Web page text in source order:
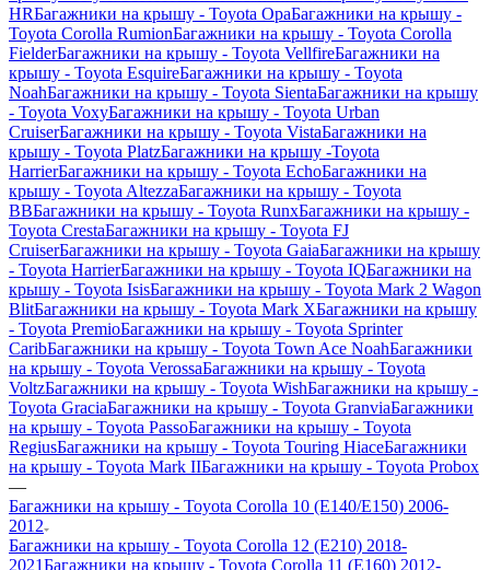
HRБагажники на крышу - Toyota OpaБагажники на крышу -
Toyota Corolla RumionБагажники на крышу - Toyota Corolla
FielderБагажники на крышу - Toyota VellfireБагажники на
крышу - Toyota EsquireБагажники на крышу - Toyota
NoahБагажники на крышу - Toyota SientaБагажники на крышу
- Toyota VoxyБагажники на крышу - Toyota Urban
CruiserБагажники на крышу - Toyota VistaБагажники на
крышу - Toyota PlatzБагажники на крышу -Toyota
HarrierБагажники на крышу - Toyota EchoБагажники на
крышу - Toyota AltezzaБагажники на крышу - Toyota
BBБагажники на крышу - Toyota RunxБагажники на крышу -
Toyota CrestaБагажники на крышу - Toyota FJ
CruiserБагажники на крышу - Toyota GaiaБагажники на крышу
- Toyota HarrierБагажники на крышу - Toyota IQБагажники на
крышу - Toyota IsisБагажники на крышу - Toyota Mark 2 Wagon
BlitБагажники на крышу - Toyota Mark XБагажники на крышу
- Toyota PremioБагажники на крышу - Toyota Sprinter
CaribБагажники на крышу - Toyota Town Ace NoahБагажники
на крышу - Toyota VerossaБагажники на крышу - Toyota
VoltzБагажники на крышу - Toyota WishБагажники на крышу -
Toyota GraciaБагажники на крышу - Toyota GranviaБагажники
на крышу - Toyota PassoБагажники на крышу - Toyota
RegiusБагажники на крышу - Toyota Touring HiaceБагажники
на крышу - Toyota Mark IIБагажники на крышу - Toyota Probox
—
Багажники на крышу - Toyota Corolla 10 (E140/E150) 2006-
2012
Багажники на крышу - Toyota Corolla 12 (E210) 2018-
2021Багажники на крышу - Toyota Corolla 11 (E160) 2012-